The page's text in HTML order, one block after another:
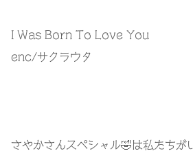
I Was Born To Love You
enc/サクラウタ
さやかさんスペシャル🤣は私たちが